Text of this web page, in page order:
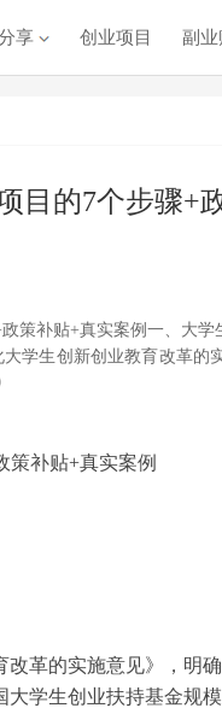
享 创业项目 副业
目的7个步骤+
策补贴+真实案例一、大
学生创新创业教育改革的
策补贴+真实案例
革的实施意见》，明
学生创业扶持基金规模